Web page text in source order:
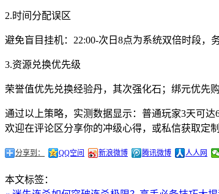
2.时间分配误区
避免盲目挂机：22:00-次日8点为系统双倍时段，
3.资源兑换优先级
荣誉值优先兑换经验丹，其次强化石；绑元优先
通过以上策略，实测数据显示：普通玩家3天可
欢迎在评论区分享你的冲级心得，或私信获取定
分享到： QQ空间 新浪微博 腾讯微博 人人网
本文标签：